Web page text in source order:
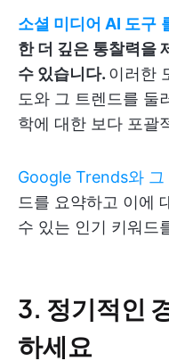
소셜 미디어 AI 도구
한 더 깊은 통찰력을
수 있습니다. 이러한
도와 그 트렌드를 둘
학에 대한 보다 포괄
Google Trends와 그
드를 요약하고 이에
수 있는 인기 키워드
3. 정기적인
하세요